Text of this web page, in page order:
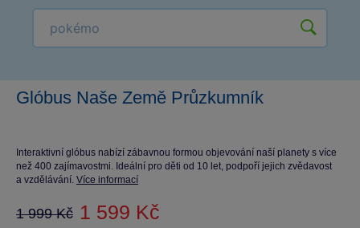
Glóbus Naše Země Průzkumník
Interaktivní glóbus nabízí zábavnou formou objevování naší planety s více
než 400 zajímavostmi. Ideální pro děti od 10 let, podpoří jejich zvědavost
a vzdělávání. Více informací
1 999 Kč 1 599 Kč